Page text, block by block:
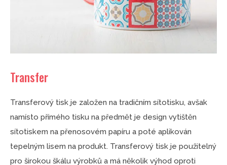
Transfer
Transferový tisk je založen na tradičním sítotisku, avšak
namísto přímého tisku na předmět je design vytištěn
sítotiskem na přenosovém papíru a poté aplikován
tepelným lisem na produkt. Transferový tisk je použitelný
pro širokou škálu výrobků a má několik výhod oproti